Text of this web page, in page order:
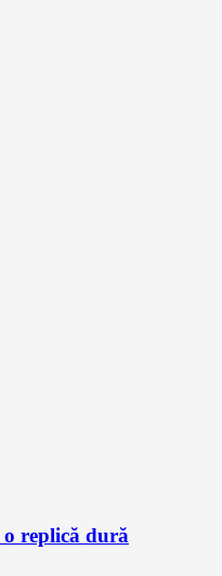
o replică dură